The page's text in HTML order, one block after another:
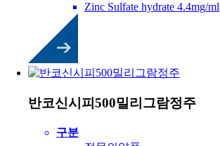
Zinc Sulfate hydrate 4.4mg/ml
반코신시피500밀리그람정주
구분